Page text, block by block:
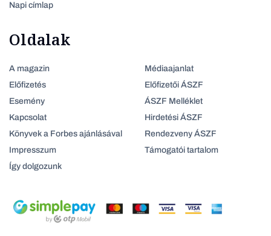
Napi címlap
Oldalak
A magazin
Előfizetés
Esemény
Kapcsolat
Könyvek a Forbes ajánlásával
Impresszum
Így dolgozunk
Médiaajanlat
Előfizetői ÁSZF
ÁSZF Melléklet
Hirdetési ÁSZF
Rendezveny ÁSZF
Támogatói tartalom